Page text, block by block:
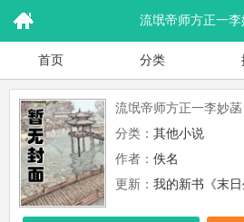
流氓帝师方正一李
首页 分类
流氓帝师方正一李妙菡
分类： 其他小说
作者： 佚名
更新： 我的新书《末